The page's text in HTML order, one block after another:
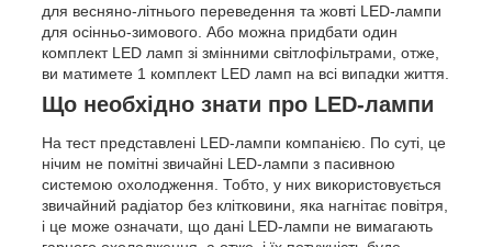
для весняно-літнього переведення та жовті LED-лампи
для осінньо-зимового. Або можна придбати один
комплект LED ламп зі змінними світлофільтрами, отже,
ви матимете 1 комплект LED ламп на всі випадки життя.
Що необхідно знати про LED-лампи
На тест представлені LED-лампи компанією. По суті, це
нічим не помітні звичайні LED-лампи з пасивною
системою охолодження. Тобто, у них використовується
звичайний радіатор без клітковини, яка нагнітає повітря,
і це може означати, що дані LED-лампи не вимагають